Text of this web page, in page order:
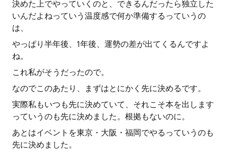
決めた上でやっていくのと、できるんだったら独立した
いんだよねっていう温度感で何か準備するっていうの
は、
やっぱり半年後、1年後、運勢の差が出てくるんですよ
ね。
これ私がそうだったので。
なのでこのあたり、まずはとにかく先に決めるです。
実際私もいつも先に決めていて、それこそ本を出します
っていうのも先に決めました。根拠もないのに。
あとはイベントを東京・大阪・福岡でやるっていうのも
先に決めました。